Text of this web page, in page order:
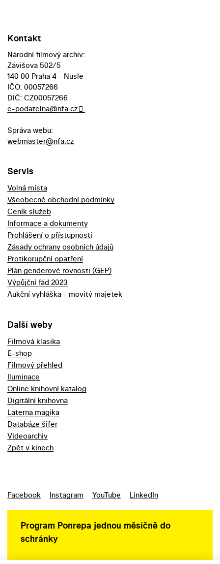
Kontakt
Národní filmový archiv:
Závišova 502/5
140 00 Praha 4 - Nusle
IČO: 00057266
DIČ: CZ00057266
e-podatelna@nfa.cz
Správa webu:
webmaster@nfa.cz
Servis
Volná místa
Všeobecné obchodní podmínky
Ceník služeb
Informace a dokumenty
Prohlášení o přístupnosti
Zásady ochrany osobních údajů
Protikorupční opatření
Plán genderové rovnosti (GEP)
Výpůjční řád 2023
Aukční vyhláška - movitý majetek
Další weby
Filmová klasika
E-shop
Filmový přehled
Iluminace
Online knihovní katalog
Digitální knihovna
Laterna magika
Databáze šifer
Videoarchiv
Zpět v kinech
Facebook Instagram YouTube LinkedIn
Program Ponrepa jednou měsíčně do
schránky